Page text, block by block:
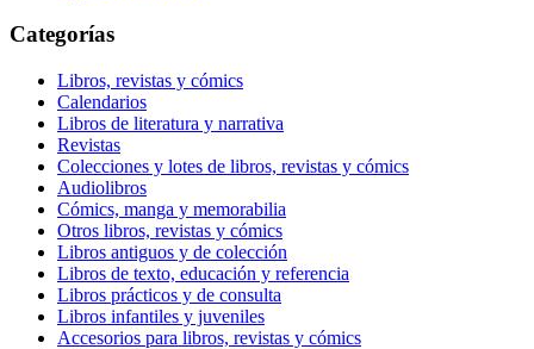
Categorías
Libros, revistas y cómics
Calendarios
Libros de literatura y narrativa
Revistas
Colecciones y lotes de libros, revistas y cómics
Audiolibros
Cómics, manga y memorabilia
Otros libros, revistas y cómics
Libros antiguos y de colección
Libros de texto, educación y referencia
Libros prácticos y de consulta
Libros infantiles y juveniles
Accesorios para libros, revistas y cómics